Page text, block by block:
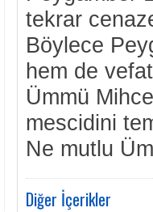
tekrar
Böylece
hem de
Ümmü
mescidini
Ne mutlu
Diğer İçerikler